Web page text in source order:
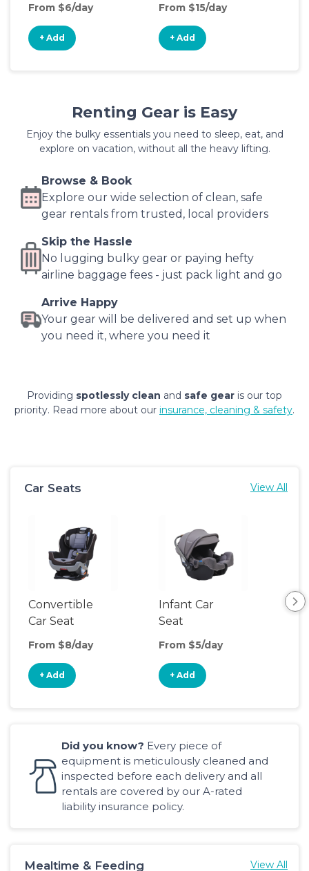
From $6/day
+ Add
From $15/day
+ Add
Renting Gear is Easy
Enjoy the bulky essentials you need to sleep, eat, and
explore on vacation, without all the heavy lifting.
Browse & Book
Explore our wide selection of clean, safe
gear rentals from trusted, local providers
Skip the Hassle
No lugging bulky gear or paying hefty
airline baggage fees - just pack light and go
Arrive Happy
Your gear will be delivered and set up when
you need it, where you need it
Providing spotlessly clean and safe gear is our top
priority. Read more about our insurance, cleaning & safety.
Car Seats View All
Convertible
Car Seat
From $8/day
+ Add
Infant Car
Seat
From $5/day
+ Add
Did you know? Every piece of
equipment is meticulously cleaned and
inspected before each delivery and all
rentals are covered by our A-rated
liability insurance policy.
Mealtime & Feeding View All